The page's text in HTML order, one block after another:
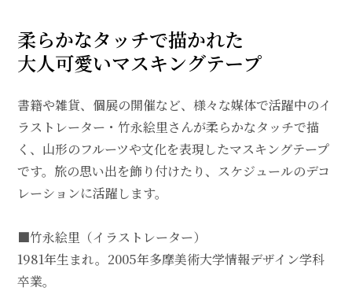
柔らかなタッチで描かれた
大人可愛いマスキングテープ
書籍や雑貨、個展の開催など、様々な媒体で活躍中のイ
ラストレーター・竹永絵里さんが柔らかなタッチで描
く、山形のフルーツや文化を表現したマスキングテープ
です。旅の思い出を飾り付けたり、スケジュールのデコ
レーションに活躍します。
■竹永絵里（イラストレーター）
1981年生まれ。2005年多摩美術大学情報デザイン学科
卒業。